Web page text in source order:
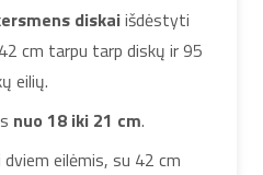
diskaiišdėstyti
cm tarpu tarp diskų ir 95
eilių.
nuo 18 iki 21 cm.
eilėmis, su 42 cm